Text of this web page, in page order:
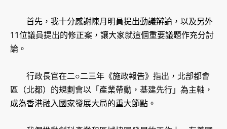
首先，我十分感謝陳月明員提出動議辯論，以及另外
11位議員提出的修正案，讓大家就這個重要議題作充分討
論。
行政長官在二○二三年《施政報告》指出，北部都會
區（北都）的規劃會以「產業帶動，基建先行」為主軸，
成為香港融入國家發展大局的重大節點。